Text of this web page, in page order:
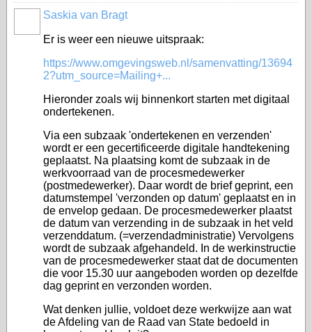
Saskia van Bragt
Er is weer een nieuwe uitspraak:
https://www.omgevingsweb.nl/samenvatting/13694
2?utm_source=Mailing+...
Hieronder zoals wij binnenkort starten met digitaal
ondertekenen.
Via een subzaak 'ondertekenen en verzenden'
wordt er een gecertificeerde digitale handtekening
geplaatst. Na plaatsing komt de subzaak in de
werkvoorraad van de procesmedewerker
(postmedewerker). Daar wordt de brief geprint, een
datumstempel 'verzonden op datum' geplaatst en in
de envelop gedaan. De procesmedewerker plaatst
de datum van verzending in de subzaak in het veld
verzenddatum. (=verzendadministratie) Vervolgens
wordt de subzaak afgehandeld. In de werkinstructie
van de procesmedewerker staat dat de documenten
die voor 15.30 uur aangeboden worden op dezelfde
dag geprint en verzonden worden.
Wat denken jullie, voldoet deze werkwijze aan wat
de Afdeling van de Raad van State bedoeld in